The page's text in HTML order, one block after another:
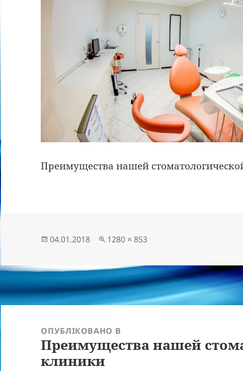
Преимущества нашей
Опубліковано
04.01.2018
Повний
1280 × 853
Навігація
записів
ОПУБЛІКОВАНО В
Преимущества нашей
клиники